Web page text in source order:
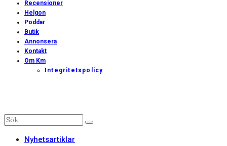
Recensioner
Helgon
Poddar
Butik
Annonsera
Kontakt
Om Km
Integritetspolicy
Nyhetsartiklar